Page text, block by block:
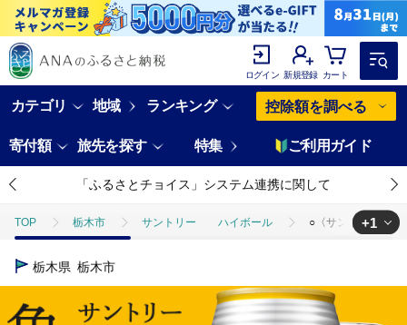
ログイン 新規登録 カート
カテゴリ 地域 ランキング 控除額を調べる
寄付額 旅先を探す 特集 ご利用ガイド
「ふるさとチョイス」システム連携に関して
TOP 栃木市 サントリー ハイボール ○〈サントリー〉角
TOP
+1
栃木県 栃木市